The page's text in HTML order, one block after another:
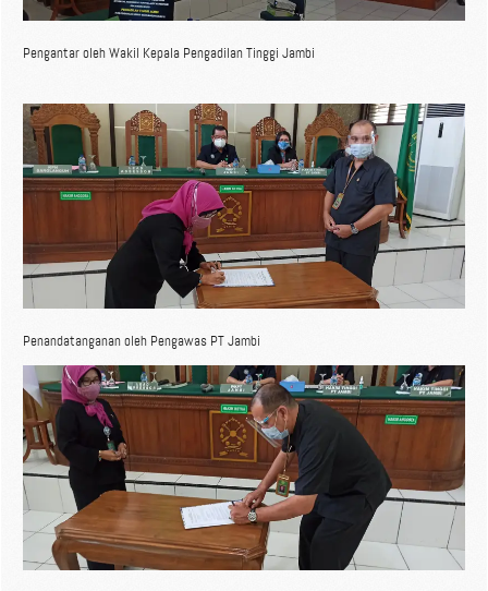
Pengantar oleh Wakil Kepala Pengadilan Tinggi Jambi
Penandatanganan oleh Pengawas PT Jambi